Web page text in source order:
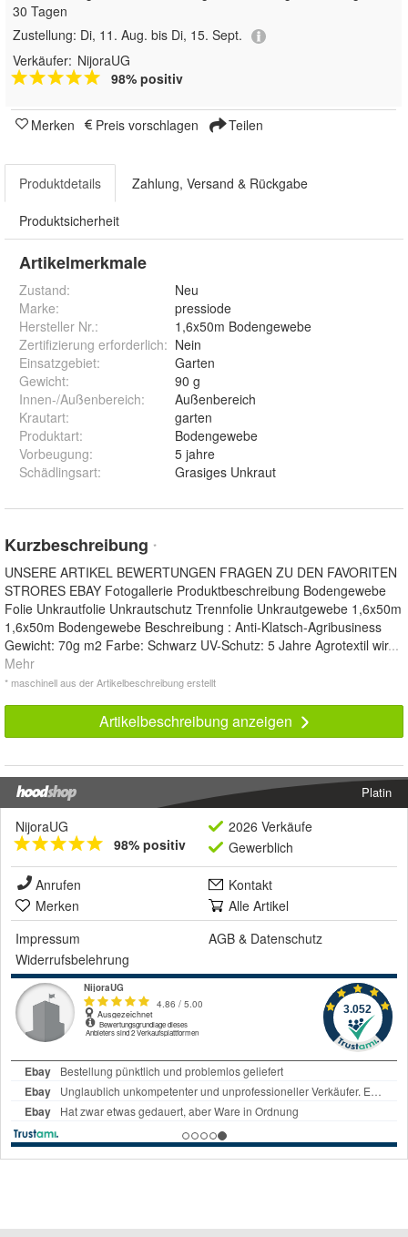
30 Tagen
Zustellung: Di, 11. Aug. bis Di, 15. Sept.
Verkäufer: NijoraUG
98% positiv
Merken Preis vorschlagen Teilen
Produktdetails Zahlung, Versand & Rückgabe
Produktsicherheit
Artikelmerkmale
Zustand:
Neu
Marke:
pressiode
Hersteller Nr.:
1,6x50m Bodengewebe
Zertifizierung erforderlich: Nein
Einsatzgebiet:
Garten
Gewicht:
90 g
Innen-/Außenbereich:
Außenbereich
Krautart:
garten
Produktart:
Bodengewebe
Vorbeugung:
5 jahre
Schädlingsart: Grasiges Unkraut
Kurzbeschreibung *
UNSERE ARTIKEL BEWERTUNGEN FRAGEN ZU DEN FAVORITEN
STRORES EBAY Fotogallerie Produktbeschreibung Bodengewebe
Folie Unkrautfolie Unkrautschutz Trennfolie Unkrautgewebe 1,6x50m
1,6x50m Bodengewebe Beschreibung : Anti-Klatsch-Agribusiness
Gewicht: 70g m2 Farbe: Schwarz UV-Schutz: 5 Jahre Agrotextil wir...
Mehr
* maschinell aus der Artikelbeschreibung erstellt
Artikelbeschreibung anzeigen
Platin
NijoraUG
98% positiv
2026 Verkäufe
Gewerblich
Anrufen
Kontakt
Merken
Alle Artikel
Impressum
AGB & Datenschutz
Widerrufsbelehrung